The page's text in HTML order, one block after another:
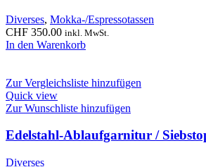
Diverses, Mokka-/Espressotassen
CHF 350.00 inkl. MwSt.
In den Warenkorb
Zur Vergleichsliste hinzufügen
Quick view
Zur Wunschliste hinzufügen
Edelstahl‑Ablaufgarnitur /
Diverses